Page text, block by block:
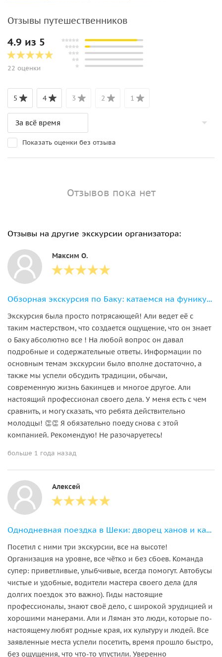
Отзывы путешественников
4.9 из 5
22 оценки
5 4 3 2 1
Показать оценки без отзыва
Отзывов пока нет
Отзывы на другие экскурсии организатора:
Максим О.
Обзорная экскурсия по Баку: катаемся на фуникулёре и колесе обозрения!
Экскурсия была просто потрясающей! Али ведет её с
таким мастерством, что создается ощущение, что он знает
о Баку абсолютно все ! На любой вопрос он давал
подробные и содержательные ответы. Информации по
основным темам экскурсии было вполне достаточно, а
также мы успели обсудить традиции, обычаи,
современную жизнь бакинцев и многое другое. Али
настоящий профессионал своего дела. У меня есть с чем
сравнить, и могу сказать, что ребята действительно
молодцы! 👏👏 Я обязательно поеду снова с этой
компанией. Рекомендую! Не разочаруетесь!
больше 1 года назад
Алексей
Однодневная поездка в Шеки: дворец ханов и караван-сарай в группе
Посетил с ними три экскурсии, все на высоте!
Организация на уровне, все чётко и без сбоев. Команда
супер: приветливые, улыбчивые, всегда помогут. Автобусы
чистые и удобные, водители мастера своего дела (для
долгих поездок это важно). Гиды настоящие
профессионалы, знают своё дело, с широкой эрудицией и
хорошими манерами. Али и Ляман это люди, которые по-
настоящему любят родные края, их культуру и людей. Все
заявленные места успели посетить, время прошло быстро,
без ощущения, что что-то упустили. Уверенно